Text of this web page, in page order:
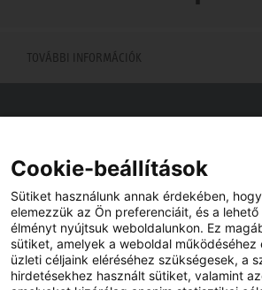
TOVÁBBI INFORMÁCIÓK
Viszonteladót keres az Ön közelében? Nem
Cookie-beállítások
Sütiket használunk annak érdekében,
elemezzük az Ön preferenciáit, és a
élményt nyújtsuk weboldalunkon. Ez
sütiket, amelyek a weboldal működéséhez
üzleti céljaink eléréséhez szükségesek, a
hirdetésekhez használt sütiket, valamint